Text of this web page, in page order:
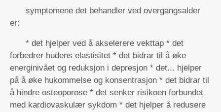
symptomene det behandler ved overgangsalder
er:
* det hjelper ved å akselerere vekttap * det
forbedrer hudens elastisitet * det bidrar til å øke
energinivået og reduksjon i depresjon * det... hjelper
på å øke hukommelse og konsentrasjon * det bidrar til
å hindre osteoporose * det senker risikoen forbundet
med kardiovaskulær sykdom * det hjelper å redusere